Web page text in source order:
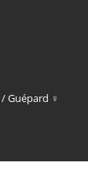
/Guépard ♀